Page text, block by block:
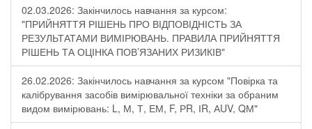
02.03.2026: Закінчилось навчання за курсом:
"ПРИЙНЯТТЯ РІШЕНЬ ПРО ВІДПОВІДНІСТЬ ЗА
РЕЗУЛЬТАТАМИ ВИМІРЮВАНЬ. ПРАВИЛА ПРИЙНЯТТЯ
РІШЕНЬ ТА ОЦІНКА ПОВ’ЯЗАНИХ РИЗИКІВ"
26.02.2026: Закінчилось навчання за курсом "Повірка та
калібрування засобів вимірювальної техніки за обраним
видом вимірювань: L, М, Т, ЕМ, F, РR, ІR, АUV, QМ"